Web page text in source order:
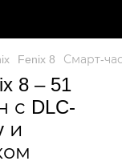
Fenix 8 Смарт-
8 – 51
с DLC-
и